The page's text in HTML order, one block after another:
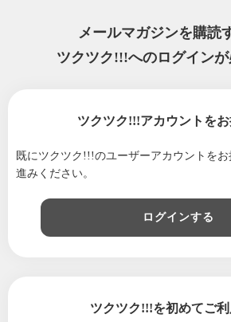
＆最新求人情報
2022/08/08派遣|求人【スタッフ東海】
いただいた皆様へ
メールマガジンを購読
ツクツク!!!へのログインが
ツクツク!!!アカウントを
既にツクツク!!!のユーザーアカウントをお
進みください。
ログインする
ツクツク!!!を初めてご